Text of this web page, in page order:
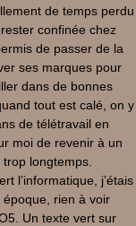
de temps perdu
rester confinée chez
de passer de la
ses marques pour
dans de bonnes
tout est calé, on y
de télétravail en
moi de revenir à un
longtemps.
l’informatique, j’étais
rien à voir
Un texte vert sur